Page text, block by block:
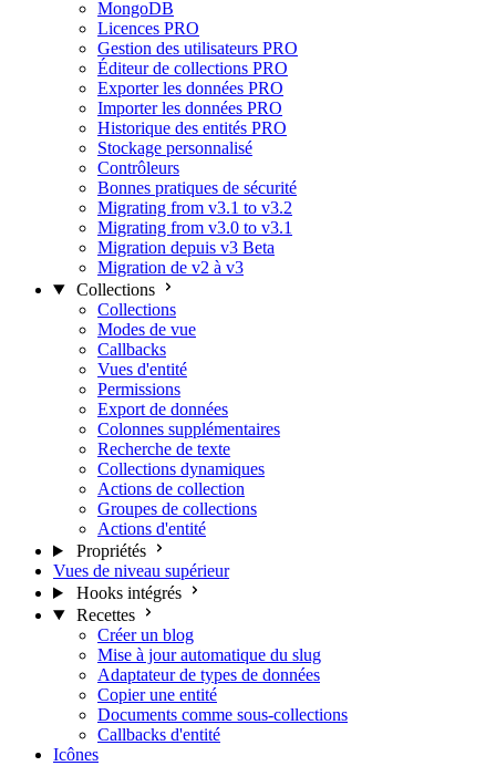
MongoDB
Licences PRO
Gestion des utilisateurs PRO
Éditeur de collections PRO
Exporter les données PRO
Importer les données PRO
Historique des entités PRO
Stockage personnalisé
Contrôleurs
Bonnes pratiques de sécurité
Migrating from v3.1 to v3.2
Migrating from v3.0 to v3.1
Migration depuis v3 Beta
Migration de v2 à v3
Collections
Collections
Modes de vue
Callbacks
Vues d'entité
Permissions
Export de données
Colonnes supplémentaires
Recherche de texte
Collections dynamiques
Actions de collection
Groupes de collections
Actions d'entité
Propriétés
Vues de niveau supérieur
Hooks intégrés
Recettes
Créer un blog
Mise à jour automatique du slug
Adaptateur de types de données
Copier une entité
Documents comme sous-collections
Callbacks d'entité
Icônes